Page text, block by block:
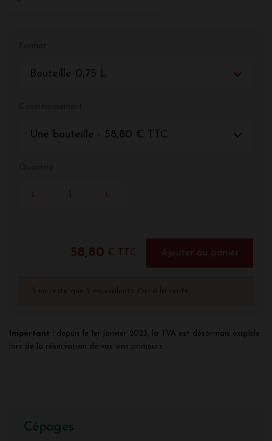
Bouteille 0,75 L
Une bouteille - 58,80 € TTC
58,80 € TTC Ajouter au panier
Important : depuis le 1er janvier 2023, la TVA est désormais exigible
lors de la réservation de vos vins primeurs.
Cépages